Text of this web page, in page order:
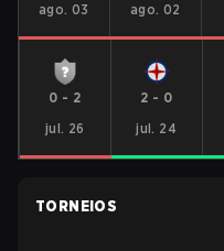
ago. 03
ago. 02
0 - 2
jul. 26
2 - 0
jul. 24
TORNEIOS